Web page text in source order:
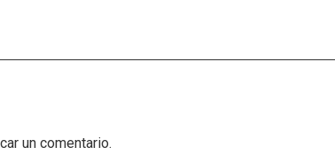
un comentario.